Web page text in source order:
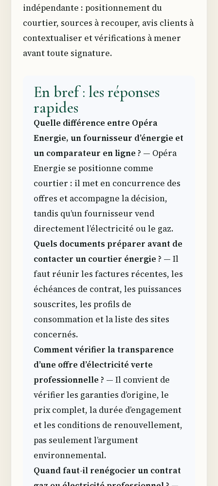
indépendante : positionnement du
courtier, sources à recouper, avis clients à
contextualiser et vérifications à mener
avant toute signature.
En bref : les réponses
rapides
Quelle différence entre Opéra
Energie, un fournisseur d’énergie et
un comparateur en ligne ? — Opéra
Energie se positionne comme
courtier : il met en concurrence des
offres et accompagne la décision,
tandis qu’un fournisseur vend
directement l’électricité ou le gaz.
Quels documents préparer avant de
contacter un courtier énergie ? — Il
faut réunir les factures récentes, les
échéances de contrat, les puissances
souscrites, les profils de
consommation et la liste des sites
concernés.
Comment vérifier la transparence
d’une offre d’électricité verte
professionnelle ? — Il convient de
vérifier les garanties d’origine, le
prix complet, la durée d’engagement
et les conditions de renouvellement,
pas seulement l’argument
environnemental.
Quand faut-il renégocier un contrat